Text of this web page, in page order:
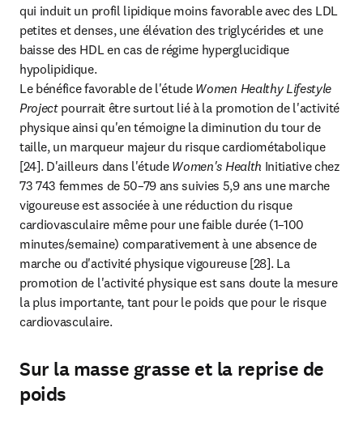
qui induit un profil lipidique moins favorable avec des LDL
petites et denses, une élévation des triglycérides et une
baisse des HDL en cas de régime hyperglucidique
hypolipidique.
Le bénéfice favorable de l'étude Women Healthy Lifestyle
Project pourrait être surtout lié à la promotion de l'activité
physique ainsi qu'en témoigne la diminution du tour de
taille, un marqueur majeur du risque cardiométabolique
[24]. D'ailleurs dans l'étude Women's Health Initiative chez
73 743 femmes de 50–79 ans suivies 5,9 ans une marche
vigoureuse est associée à une réduction du risque
cardiovasculaire même pour une faible durée (1–100
minutes/semaine) comparativement à une absence de
marche ou d'activité physique vigoureuse [28]. La
promotion de l'activité physique est sans doute la mesure
la plus importante, tant pour le poids que pour le risque
cardiovasculaire.
Sur la masse grasse et la reprise de
poids